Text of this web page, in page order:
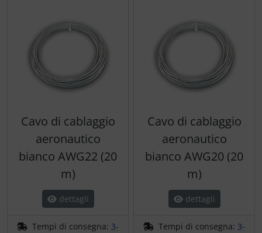
Cavo di cablaggio
aeronautico
bianco AWG22 (20
m)
dettagli
Tempi di consegna: 3-
Cavo di cablaggio
aeronautico
bianco AWG20 (20
m)
dettagli
Tempi di consegna: 3-